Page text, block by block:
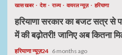
खास खबर देश राज्य वायरल न्यूज़ हरियाणा
हरियाणा सरकार का बजट सत्र से
में की बढ़ोतरी! जानिए अब कितना
हरियाणा न्यूज़24 6 months ago